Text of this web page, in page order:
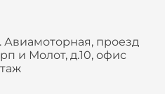
Авиамоторная, проезд
и Молот, д.10, офис